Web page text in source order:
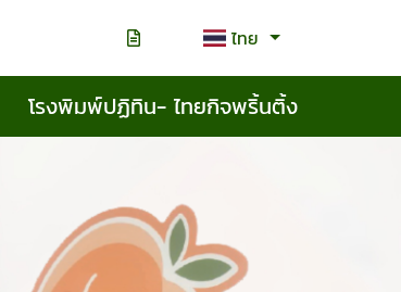
ไทย
โรงพิมพ์ปฏิทิน- ไทยกิจพริ้นติ้ง